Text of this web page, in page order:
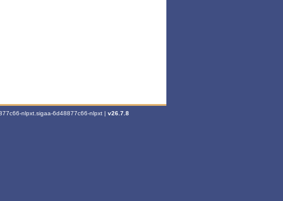
nlpxt.sigaa-6d48877c66-nlpxt | v26.7.8